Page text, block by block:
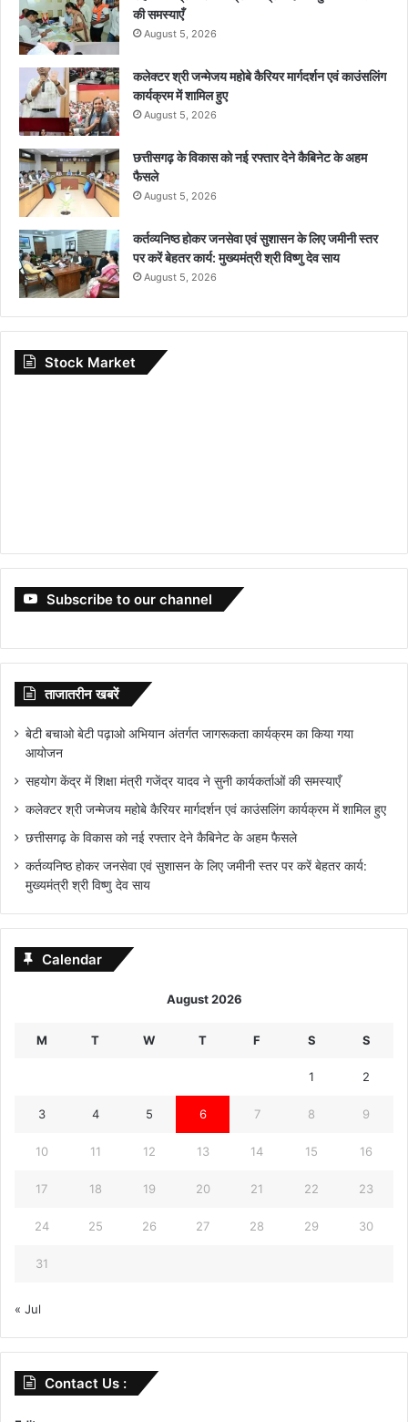
की समस्याएँ
August 5, 2026
कलेक्टर श्री जन्मेजय महोबे कैरियर मार्गदर्शन एवं काउंसलिंग
कार्यक्रम में शामिल हुए
August 5, 2026
छत्तीसगढ़ के विकास को नई रफ्तार देने कैबिनेट के अहम
फैसले
August 5, 2026
कर्तव्यनिष्ठ होकर जनसेवा एवं सुशासन के लिए जमीनी स्तर
पर करें बेहतर कार्य: मुख्यमंत्री श्री विष्णु देव साय
August 5, 2026
Stock Market
Subscribe to our channel
ताजातरीन खबरें
बेटी बचाओ बेटी पढ़ाओ अभियान अंतर्गत जागरूकता कार्यक्रम का किया गया
आयोजन
सहयोग केंद्र में शिक्षा मंत्री गजेंद्र यादव ने सुनी कार्यकर्ताओं की समस्याएँ
कलेक्टर श्री जन्मेजय महोबे कैरियर मार्गदर्शन एवं काउंसलिंग कार्यक्रम में शामिल हुए
छत्तीसगढ़ के विकास को नई रफ्तार देने कैबिनेट के अहम फैसले
कर्तव्यनिष्ठ होकर जनसेवा एवं सुशासन के लिए जमीनी स्तर पर करें बेहतर कार्य:
मुख्यमंत्री श्री विष्णु देव साय
Calendar
August 2026
M T W T F S S
1 2
3 4 5 6 7 8 9
10 11 12 13 14 15 16
17 18 19 20 21 22 23
24 25 26 27 28 29 30
31
« Jul
Contact Us :